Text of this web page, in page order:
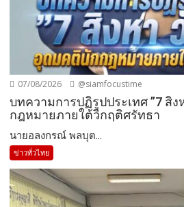
07/08/2026 @siamfocustime
บทความการปฏิรูปประเทศ ”7 สิ
กฎหมายภายใต้วิกฤติศรัทธา
นายอลงกรณ์ พลบุต...
ข่าวทั่วไทย